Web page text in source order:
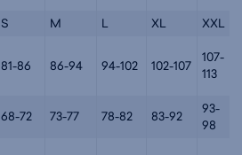
S M L XL
XXL
81-86 86-94 94-102 102-107
107-
113
68-72 73-77 78-82 83-92
93-
98